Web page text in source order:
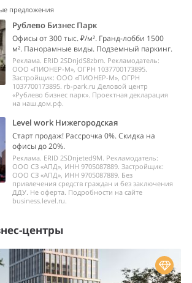
предложения
Рублево Бизнес Парк
Офисы от 300 тыс. ₽/м². Гранд-лобби 1500
м². Панорамные виды. Подземный паркинг.
Реклама. ERID 2SDnjdS8zbm. Рекламодатель:
ООО «ПИОНЕР-М», ОГРН 1037700173895.
Застройщик: ООО «ПИОНЕР-М», ОГРН
1037700173895. rb-park.ru Деловой центр
«Рублево бизнес парк». Проектная декларация
на наш.дом.рф.
Level work Нижегородская
Старт продаж! Рассрочка 0%. Скидка на
офисы до 20%.
Реклама. ERID 2SDnjeted9M. Рекламодатель:
ООО СЗ «АПД», ИНН 9705087889. Застройщик:
ООО СЗ «АПД», ИНН 9705087889. Без
привлечения средств граждан и без заключения
ДДУ. Не оферта. Подробности на сайте
business.level.ru.
центры